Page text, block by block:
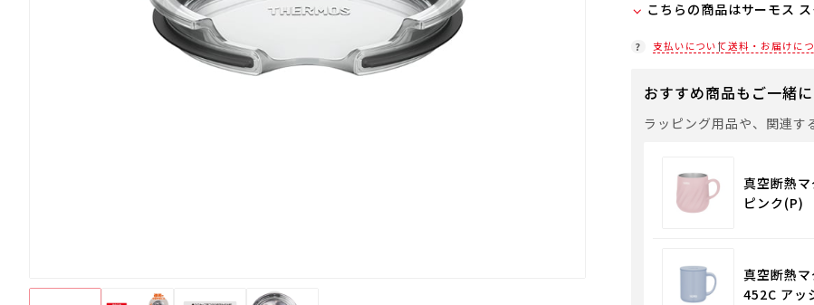
当商品は弊社でのお包み
お客様ご自身で包装する
セルフラッピング用のギ
通常商品用ギフト用品
パーソナライズサービ
こちらの商品はサーモス
在庫状況につきましては
支払いについて送料・お届けに
おすすめ商品もご一緒
ラッピング用品や、関連す
真空断熱
ピンク(P)
真空断熱
452C アッ